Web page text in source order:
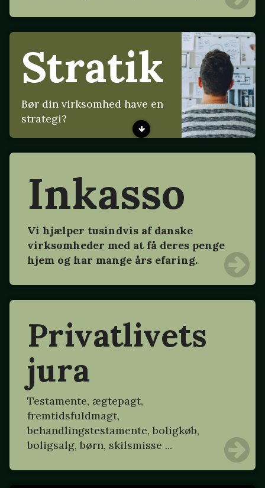
Stratik
Bør din virksomhed have en
strategi?
Inkasso
Vi hjælper tusindvis af danske
virksomheder med at få deres penge
hjem og har mange års efaring.
Privatlivets
jura
Testamente, ægtepagt,
fremtidsfuldmagt,
behandlingstestamente, boligkøb,
boligsalg, børn, skilsmisse ...